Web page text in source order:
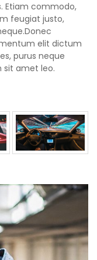
Etiam commodo,
feugiat justo,
elit dictum
purus neque
sit amet leo.